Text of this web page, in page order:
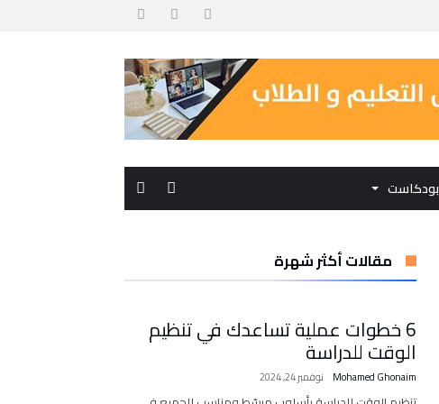
بودكاست
مقالات أكثر شهرة
6 خطوات عملية تساعدك في تنظيم
الوقت للدراسة
Mohamed Ghonaim نوفمبر 24, 2024